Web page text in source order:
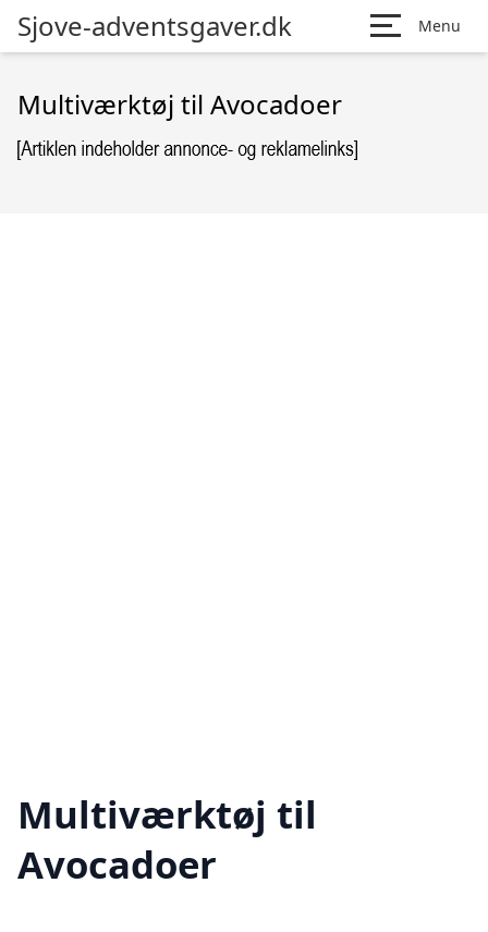
Sjove-adventsgaver.dk Menu
Multiværktøj til Avocadoer
Multiværktøj til
Avocadoer